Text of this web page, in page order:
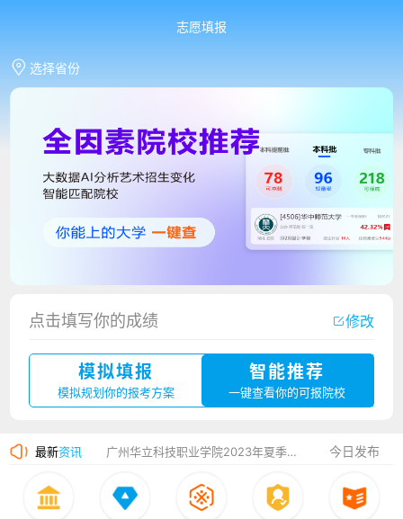
志愿填报
选择省份
点击填写你的成绩 修改
模拟填报
模拟规划你的报考方案
智能推荐
一键查看你的可报院校
最新资讯
香港中文大学（深圳）2023年夏季高考招生简章
广州华立科技职业学院2023年夏季高考招生简章
湛江幼儿师范专科学校2023年夏季高考招生简章
今日发布